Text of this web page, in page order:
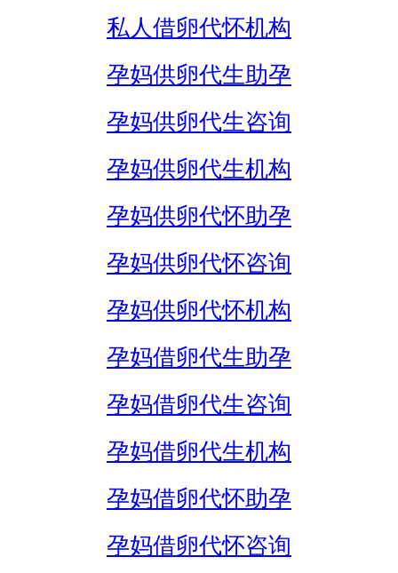
私人借卵代怀机构
孕妈供卵代生助孕
孕妈供卵代生咨询
孕妈供卵代生机构
孕妈供卵代怀助孕
孕妈供卵代怀咨询
孕妈供卵代怀机构
孕妈借卵代生助孕
孕妈借卵代生咨询
孕妈借卵代生机构
孕妈借卵代怀助孕
孕妈借卵代怀咨询